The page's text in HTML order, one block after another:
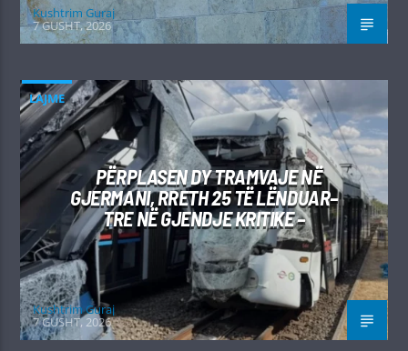
Kushtrim Guraj
7 GUSHT, 2026
LAJME
PËRPLASEN DY TRAMVAJE NË
GJERMANI, RRETH 25 TË LËNDUAR–
TRE NË GJENDJE KRITIKE –
Kushtrim Guraj
7 GUSHT, 2026